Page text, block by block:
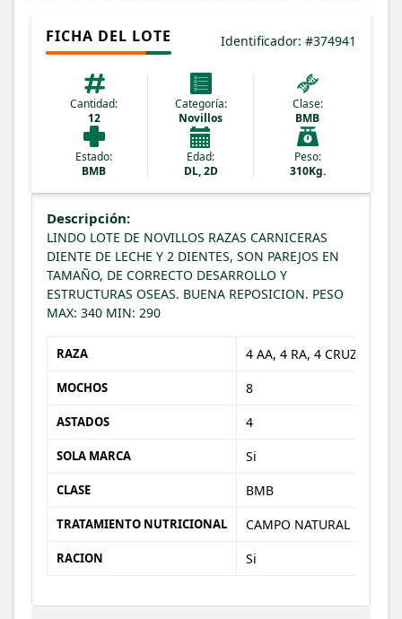
FICHA DEL LOTE Identificador: #374941
Cantidad:
12
Categoría:
Novillos
Clase:
BMB
Estado:
BMB
Edad:
DL, 2D
Peso:
310Kg.
Descripción:
LINDO LOTE DE NOVILLOS RAZAS CARNICERAS
DIENTE DE LECHE Y 2 DIENTES, SON PAREJOS EN
TAMAÑO, DE CORRECTO DESARROLLO Y
ESTRUCTURAS OSEAS. BUENA REPOSICION. PESO
MAX: 340 MIN: 290
RAZA 4 AA, 4 RA, 4 CRUZAS
MOCHOS 8
ASTADOS 4
SOLA MARCA Si
CLASE BMB
TRATAMIENTO NUTRICIONAL CAMPO NATURAL
RACION Si